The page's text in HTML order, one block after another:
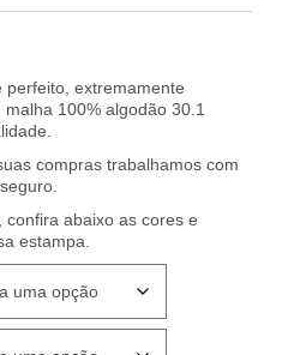
extremamente
100% algodão 30.1
compras trabalhamos com
abaixo as cores e
estampa.